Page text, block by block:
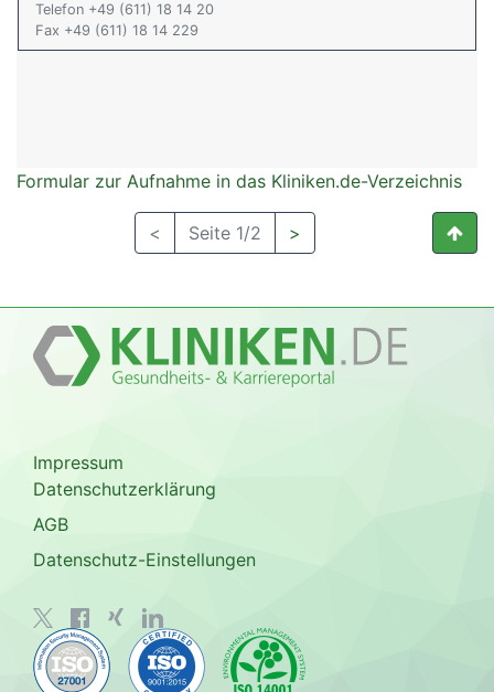
Telefon +49 (611) 18 14 20
Fax +49 (611) 18 14 229
Formular zur Aufnahme in das Kliniken.de-Verzeichnis
< Seite 1/2 >
Impressum
Datenschutzerklärung
AGB
Datenschutz-Einstellungen